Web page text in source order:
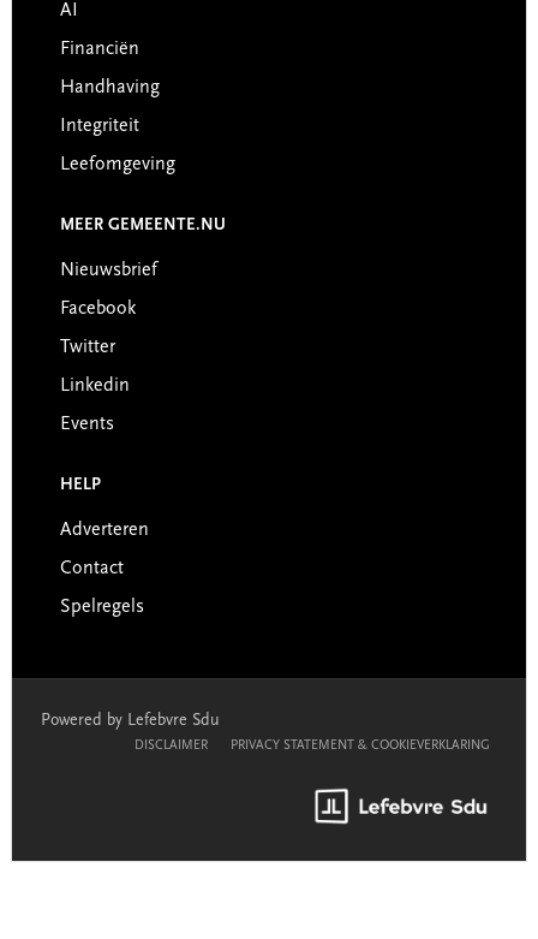
AI
Financiën
Handhaving
Integriteit
Leefomgeving
MEER GEMEENTE.NU
Nieuwsbrief
Facebook
Twitter
Linkedin
Events
HELP
Adverteren
Contact
Spelregels
Powered by Lefebvre Sdu
DISCLAIMER PRIVACY STATEMENT & COOKIEVERKLARING